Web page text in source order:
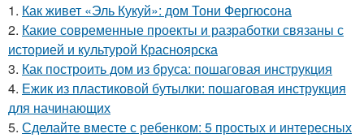
1. Как живет «Эль Кукуй»: дом Тони Фергюсона
2. Какие современные проекты и разработки связаны с
историей и культурой Красноярска
3. Как построить дом из бруса: пошаговая инструкция
4. Ежик из пластиковой бутылки: пошаговая инструкция
для начинающих
5. Сделайте вместе с ребенком: 5 простых и интересных